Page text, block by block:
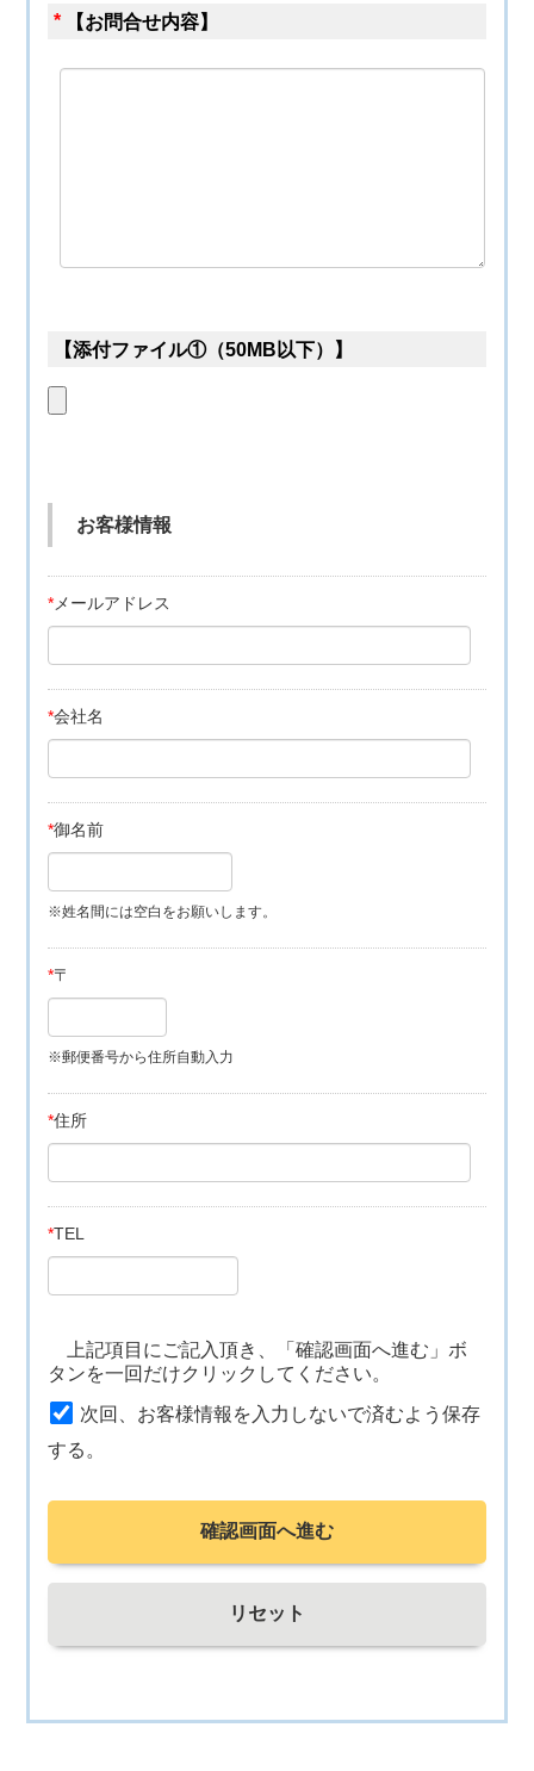
* 【お問合せ内容】
【添付ファイル①（50MB以下）】
お客様情報
* メールアドレス
*会社名
*御名前
※姓名間には空白をお願いします。
*〒
※郵便番号から住所自動入力
*住所
*TEL
上記項目にご記入頂き、「確認画面へ進む」ボ
タンを一回だけクリックしてください。
次回、お客様情報を入力しないで済むよう保存
する。
確認画面へ進む
リセット